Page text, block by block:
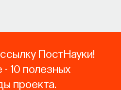
ПостНауки!
10 полезных
проекта.